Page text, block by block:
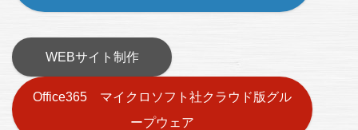
WEBサイト制作
Office365 マイクロソフト社クラウド版グル
ープウェア